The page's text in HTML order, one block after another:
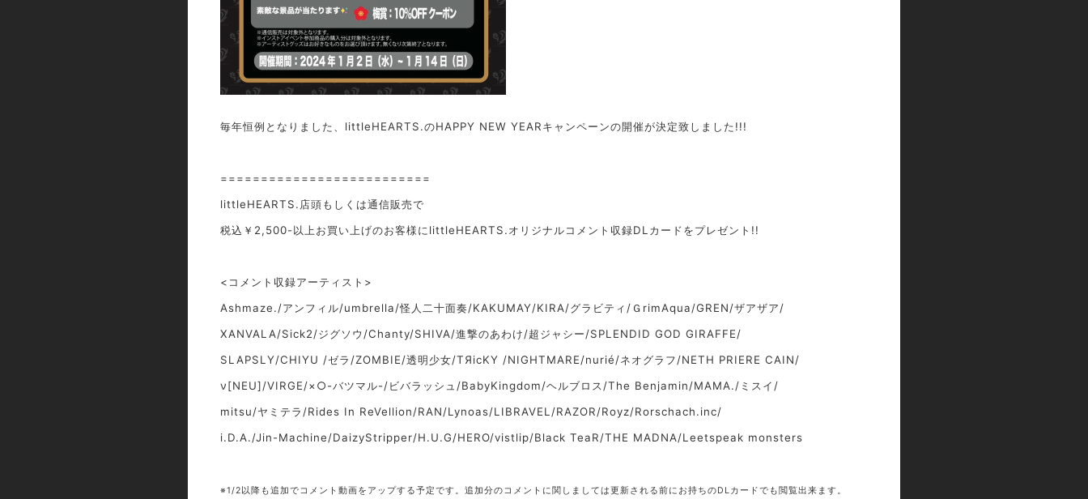
毎年恒例となりました、littleHEARTS.のHAPPY NEW YEARキャンペーンの開催が決定致しました!!!
==========================
littleHEARTS.店頭もしくは通信販売で
税込￥2,500-以上お買い上げのお客様にlittleHEARTS.オリジナルコメント収録DLカードをプレゼント!!
<コメント収録アーティスト>
Ashmaze./アンフィル/umbrella/怪人二十面奏/KAKUMAY/KIRA/グラビティ/ＧrimAqua/GREN/ザアザア/
XANVALA/Sick2/ジグソウ/Chanty/SHIVA/進撃のあわけ/超ジャシー/SPLENDID GOD GIRAFFE/
SLAPSLY/CHIYU /ゼラ/ZOMBIE/透明少女/TЯicKY /NIGHTMARE/nurié/ネオグラフ/NETH PRIERE CAIN/
ν[NEU]/VIRGE/×○-バツマル-/ビバラッシュ/BabyKingdom/ヘルブロス/The Benjamin/MAMA./ミスイ/
mitsu/ヤミテラ/Rides In ReVellion/RAN/Lynoas/LIBRAVEL/RAZOR/Royz/Rorschach.inc/
i.D.A./Jin-Machine/DaizyStripper/H.U.G/HERO/vistlip/Black TeaR/THE MADNA/Leetspeak monsters
※1/2以降も追加でコメント動画をアップする予定です。追加分のコメントに関しましては更新される前にお持ちのDLカードでも閲覧出来ます。